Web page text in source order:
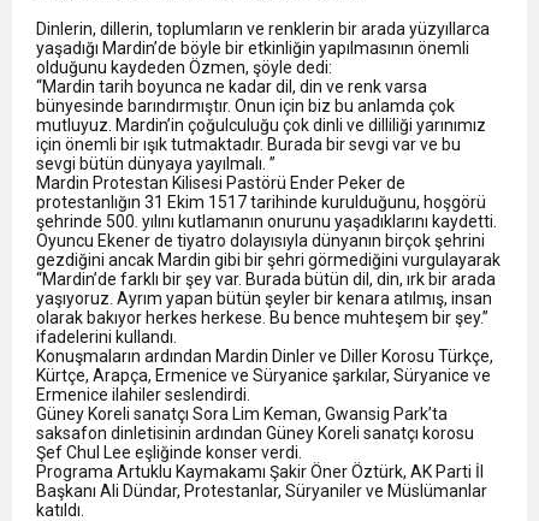
Dinlerin, dillerin, toplumların ve renklerin bir arada yüzyıllarca
yaşadığı Mardin’de böyle bir etkinliğin yapılmasının önemli
olduğunu kaydeden Özmen, şöyle dedi:
“Mardin tarih boyunca ne kadar dil, din ve renk varsa
bünyesinde barındırmıştır. Onun için biz bu anlamda çok
mutluyuz. Mardin’in çoğulculuğu çok dinli ve dilliliği yarınımız
için önemli bir ışık tutmaktadır. Burada bir sevgi var ve bu
sevgi bütün dünyaya yayılmalı. ”
Mardin Protestan Kilisesi Pastörü Ender Peker de
protestanlığın 31 Ekim 1517 tarihinde kurulduğunu, hoşgörü
şehrinde 500. yılını kutlamanın onurunu yaşadıklarını kaydetti.
Oyuncu Ekener de tiyatro dolayısıyla dünyanın birçok şehrini
gezdiğini ancak Mardin gibi bir şehri görmediğini vurgulayarak
“Mardin’de farklı bir şey var. Burada bütün dil, din, ırk bir arada
yaşıyoruz. Ayrım yapan bütün şeyler bir kenara atılmış, insan
olarak bakıyor herkes herkese. Bu bence muhteşem bir şey.”
ifadelerini kullandı.
Konuşmaların ardından Mardin Dinler ve Diller Korosu Türkçe,
Kürtçe, Arapça, Ermenice ve Süryanice şarkılar, Süryanice ve
Ermenice ilahiler seslendirdi.
Güney Koreli sanatçı Sora Lim Keman, Gwansig Park’ta
saksafon dinletisinin ardından Güney Koreli sanatçı korosu
Şef Chul Lee eşliğinde konser verdi.
Programa Artuklu Kaymakamı Şakir Öner Öztürk, AK Parti İl
Başkanı Ali Dündar, Protestanlar, Süryaniler ve Müslümanlar
katıldı.